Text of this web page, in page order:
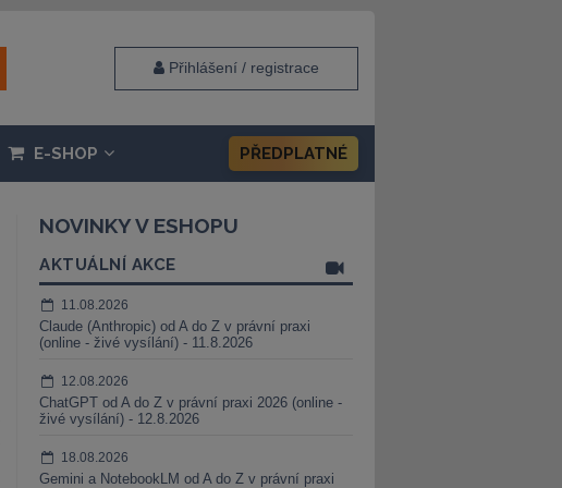
Přihlášení / registrace
E-SHOP PŘEDPLATNÉ
NOVINKY V ESHOPU
AKTUÁLNÍ AKCE
11.08.2026
Claude (Anthropic) od A do Z v právní praxi
(online - živé vysílání) - 11.8.2026
12.08.2026
ChatGPT od A do Z v právní praxi 2026 (online -
živé vysílání) - 12.8.2026
18.08.2026
Gemini a NotebookLM od A do Z v právní praxi